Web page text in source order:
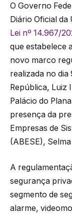
O Governo
Diário Oficial
Lei nº 14.967/
que estabelece
novo marco
realizada no
República, Luiz
Palácio do
presença da
Empresas de
(ABESE),
A
segurança
segmento de
alarme,